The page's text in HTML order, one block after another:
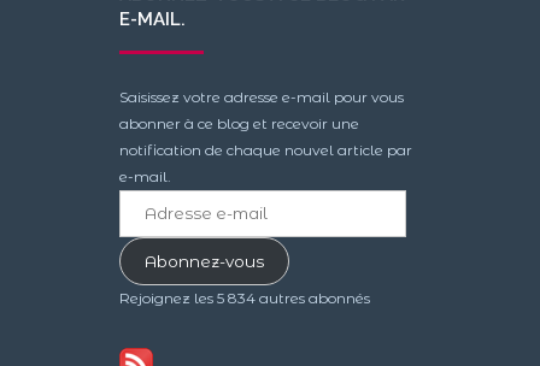
E-MAIL.
Saisissez votre adresse e-mail pour vous
abonner à ce blog et recevoir une
notification de chaque nouvel article par
e-mail.
mailAbonnez-vous
Rejoignez les 5 834 autres abonnés